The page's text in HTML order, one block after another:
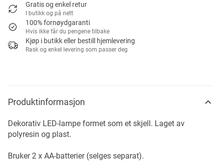
Gratis og enkel retur
I butikk og på nett
100% fornøydgaranti
Hvis ikke får du pengene tilbake
Kjøp i butikk eller bestill hjemlevering
Rask og enkel levering som passer deg
Produktinformasjon
Dekorativ LED-lampe formet som et skjell. Laget av
polyresin og plast.
Bruker 2 x AA-batterier (selges separat).